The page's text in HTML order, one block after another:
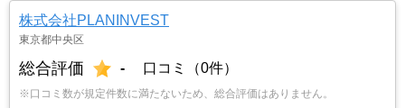
株式会社PLANINVEST
東京都中央区
総合評価 - 口コミ（0件）
※口コミ数が規定件数に満たないため、総合評価はありません。